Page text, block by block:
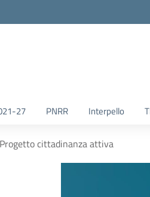
27 PNRR Interpello
Progetto cittadinanza attiva